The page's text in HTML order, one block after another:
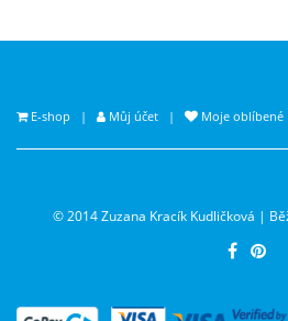
E-shop | Můj účet | Moje oblíbené
© 2014 Zuzana Kracík Kudličková |